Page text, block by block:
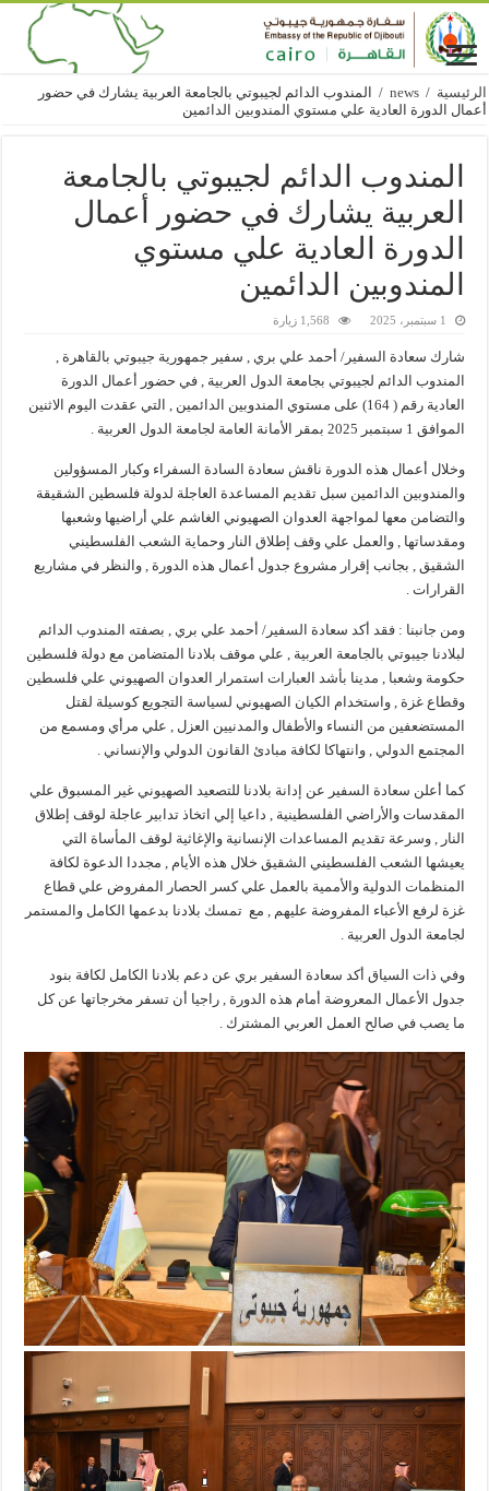
الرئيسية /
news
/ المندوب الدائم لجيبوتي بالجامعة العربية يشارك في حضور
أعمال الدورة العادية علي مستوي المندوبين الدائمين
المندوب الدائم لجيبوتي بالجامعة
العربية يشارك في حضور أعمال
الدورة العادية علي مستوي
المندوبين الدائمين
1 سبتمبر، 2025 1,568 زيارة
شارك سعادة السفير/ أحمد علي بري , سفير جمهورية جيبوتي بالقاهرة ,
المندوب الدائم لجيبوتي بجامعة الدول العربية , في حضور أعمال الدورة
العادية رقم ( 164) على مستوي المندوبين الدائمين , التي عقدت اليوم الاثنين
الموافق 1 سبتمبر 2025 بمقر الأمانة العامة لجامعة الدول العربية .
وخلال أعمال هذه الدورة ناقش سعادة السادة السفراء وكبار المسؤولين
والمندوبين الدائمين سبل تقديم المساعدة العاجلة لدولة فلسطين الشقيقة
والتضامن معها لمواجهة العدوان الصهيوني الغاشم علي أراضيها وشعبها
ومقدساتها , والعمل علي وقف إطلاق النار وحماية الشعب الفلسطيني
الشقيق , بجانب إقرار مشروع جدول أعمال هذه الدورة , والنظر في مشاريع
القرارات .
ومن جانبنا : فقد أكد سعادة السفير/ أحمد علي بري , بصفته المندوب الدائم
لبلادنا جيبوتي بالجامعة العربية , علي موقف بلادنا المتضامن مع دولة فلسطين
حكومة وشعبا , مدينا بأشد العبارات استمرار العدوان الصهيوني علي فلسطين
وقطاع غزة , واستخدام الكيان الصهيوني لسياسة التجويع كوسيلة لقتل
المستضعفين من النساء والأطفال والمدنيين العزل , علي مرأي ومسمع من
المجتمع الدولي , وانتهاكا لكافة مبادئ القانون الدولي والإنساني .
كما أعلن سعادة السفير عن إدانة بلادنا للتصعيد الصهيوني غير المسبوق علي
المقدسات والأراضي الفلسطينية , داعيا إلي اتخاذ تدابير عاجلة لوقف إطلاق
النار , وسرعة تقديم المساعدات الإنسانية والإغاثية لوقف المأساة التي
يعيشها الشعب الفلسطيني الشقيق خلال هذه الأيام , مجددا الدعوة لكافة
المنظمات الدولية والأممية بالعمل علي كسر الحصار المفروض علي قطاع
غزة لرفع الأعباء المفروضة عليهم , مع تمسك بلادنا بدعمها الكامل والمستمر
لجامعة الدول العربية .
وفي ذات السياق أكد سعادة السفير بري عن دعم بلادنا الكامل لكافة بنود
جدول الأعمال المعروضة أمام هذه الدورة , راجيا أن تسفر مخرجاتها عن كل
ما يصب في صالح العمل العربي المشترك .